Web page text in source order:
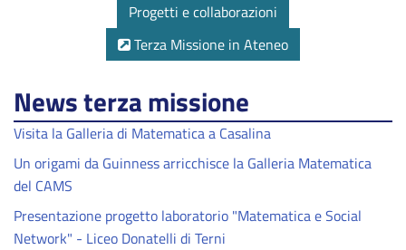
Progetti e collaborazioni
Terza Missione in Ateneo
News terza missione
Visita la Galleria di Matematica a Casalina
Un origami da Guinness arricchisce la Galleria Matematica
del CAMS
Presentazione progetto laboratorio "Matematica e Social
Network" - Liceo Donatelli di Terni